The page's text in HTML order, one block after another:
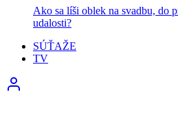
Ako sa líši oblek na svadbu, do
udalosti?
SÚŤAŽE
TV